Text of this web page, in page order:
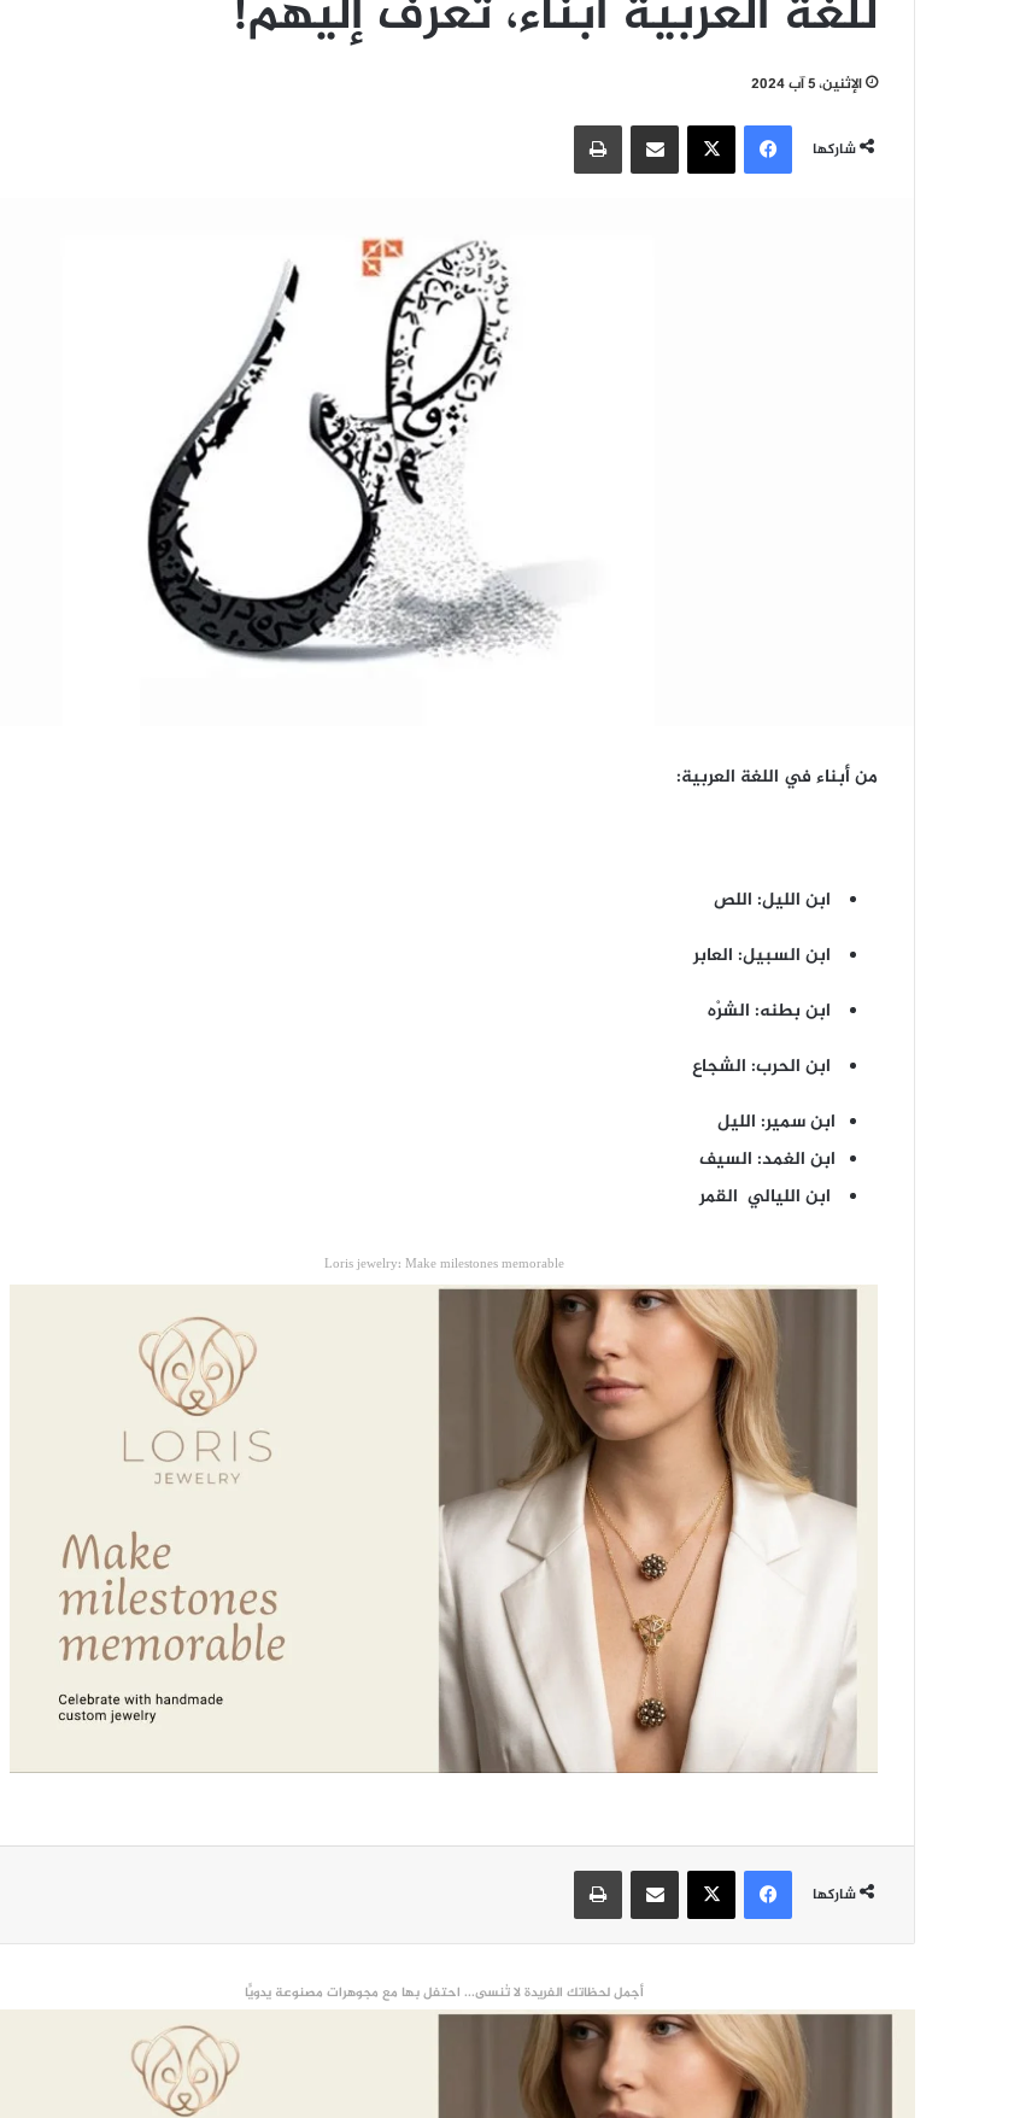
للّغة العربيّة أبناء، تعرف إليهم!
الإثنين، 5 آب 2024
شاركها
فيسبوك‫X مشاركة عبر البريد طباعة
من أبناء في اللغة العربية:
ابن الليل: اللص
ابن السبيل: العابر
ابن بطنه: الشرْه
ابن الحرب: الشجاع
ابن سمير: الليل
ابن الغمد: السيف
ابن الليالي القمر
Loris jewelry: Make milestones memorable
شاركها
فيسبوك‫X مشاركة عبر البريد طباعة
أجمل لحظاتك الفريدة لا تُنسى... احتفل بها مع مجوهرات مصنوعة يدويًّا